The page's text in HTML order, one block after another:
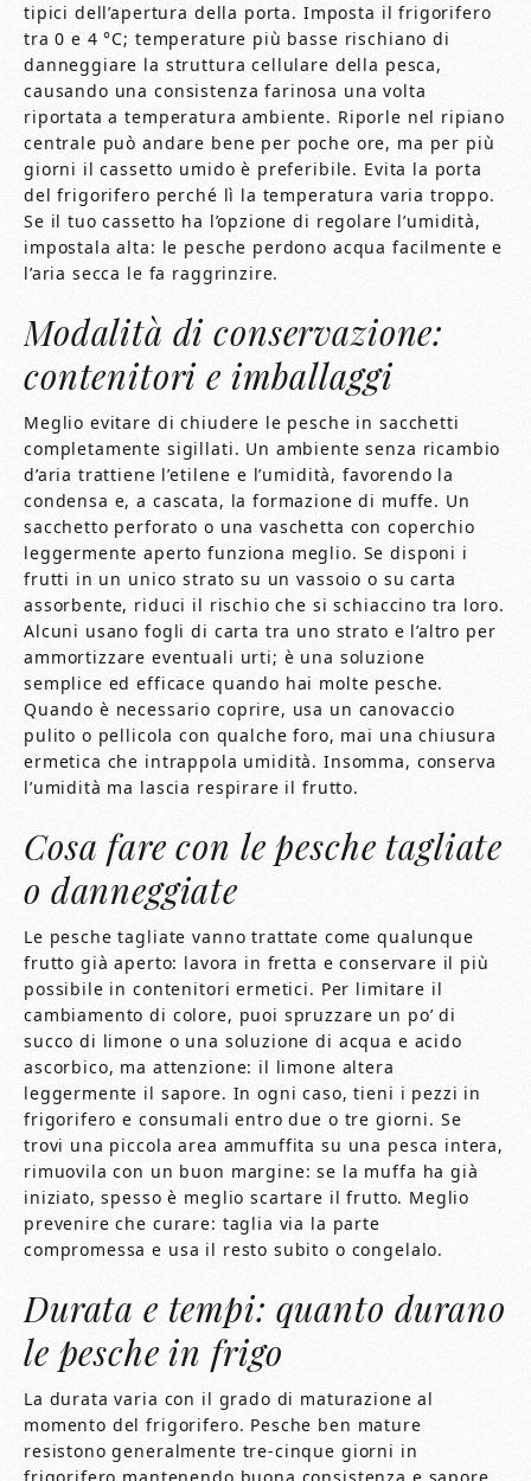
tipici dell’apertura della porta. Imposta il frigorifero
tra 0 e 4 °C; temperature più basse rischiano di
danneggiare la struttura cellulare della pesca,
causando una consistenza farinosa una volta
riportata a temperatura ambiente. Riporle nel ripiano
centrale può andare bene per poche ore, ma per più
giorni il cassetto umido è preferibile. Evita la porta
del frigorifero perché lì la temperatura varia troppo.
Se il tuo cassetto ha l’opzione di regolare l’umidità,
impostala alta: le pesche perdono acqua facilmente e
l’aria secca le fa raggrinzire.
Modalità di conservazione:
contenitori e imballaggi
Meglio evitare di chiudere le pesche in sacchetti
completamente sigillati. Un ambiente senza ricambio
d’aria trattiene l’etilene e l’umidità, favorendo la
condensa e, a cascata, la formazione di muffe. Un
sacchetto perforato o una vaschetta con coperchio
leggermente aperto funziona meglio. Se disponi i
frutti in un unico strato su un vassoio o su carta
assorbente, riduci il rischio che si schiaccino tra loro.
Alcuni usano fogli di carta tra uno strato e l’altro per
ammortizzare eventuali urti; è una soluzione
semplice ed efficace quando hai molte pesche.
Quando è necessario coprire, usa un canovaccio
pulito o pellicola con qualche foro, mai una chiusura
ermetica che intrappola umidità. Insomma, conserva
l’umidità ma lascia respirare il frutto.
Cosa fare con le pesche tagliate
o danneggiate
Le pesche tagliate vanno trattate come qualunque
frutto già aperto: lavora in fretta e conservare il più
possibile in contenitori ermetici. Per limitare il
cambiamento di colore, puoi spruzzare un po’ di
succo di limone o una soluzione di acqua e acido
ascorbico, ma attenzione: il limone altera
leggermente il sapore. In ogni caso, tieni i pezzi in
frigorifero e consumali entro due o tre giorni. Se
trovi una piccola area ammuffita su una pesca intera,
rimuovila con un buon margine: se la muffa ha già
iniziato, spesso è meglio scartare il frutto. Meglio
prevenire che curare: taglia via la parte
compromessa e usa il resto subito o congelalo.
Durata e tempi: quanto durano
le pesche in frigo
La durata varia con il grado di maturazione al
momento del frigorifero. Pesche ben mature
resistono generalmente tre-cinque giorni in